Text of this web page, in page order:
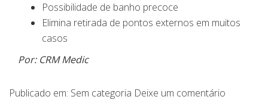
Possibilidade de banho precoce
Elimina retirada de pontos externos em muitos
casos
Por: CRM Medic
Publicado em: Sem categoria Deixe um comentário